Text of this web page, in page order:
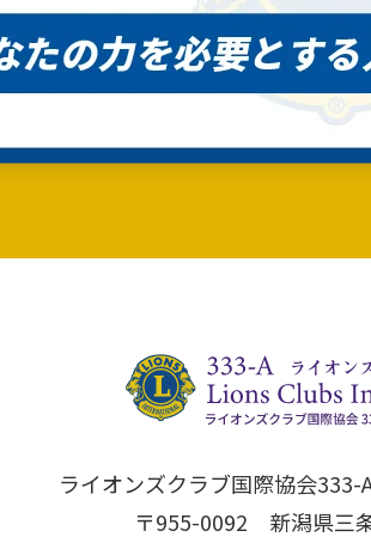
ライオンズクラブ国際協会333-
〒955-0092 新潟県三